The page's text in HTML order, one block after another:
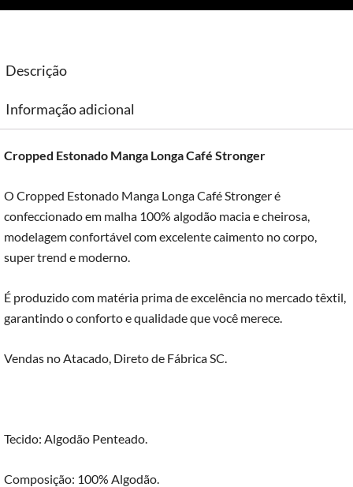
Descrição
Informação adicional
Cropped Estonado Manga Longa Café Stronger
O Cropped Estonado Manga Longa Café Stronger é
confeccionado em malha 100% algodão macia e cheirosa,
modelagem confortável com excelente caimento no corpo,
super trend e moderno.
É produzido com matéria prima de excelência no mercado têxtil,
garantindo o conforto e qualidade que você merece.
Vendas no Atacado, Direto de Fábrica SC.
Tecido: Algodão Penteado.
Composição: 100% Algodão.